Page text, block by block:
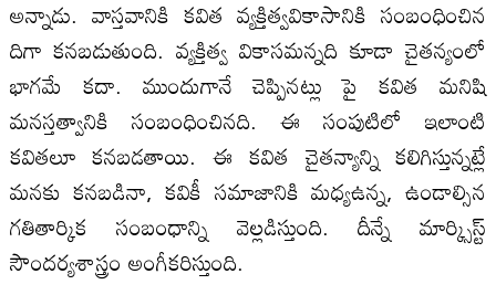
అన్నాడు. వాస్తవానికి కవిత వ్యక్తిత్వవికాసానికి సంబంధించిన
దిగా కనబడుతుంది. వ్యక్తిత్వ వికాసమన్నది కూడా చైతన్యంలో
భాగమే కదా. ముందుగానే చెప్పినట్లు పై కవిత మనిషి
మనస్తత్వానికి సంబంధించినది. ఈ సంపుటిలో ఇలాంటి
కవితలూ కనబడతాయి. ఈ కవిత చైతన్యాన్ని కలిగిస్తున్నట్లే
మనకు కనబడినా, కవికీ సమాజానికి మధ్యఉన్న, ఉండాల్సిన
గతితార్కిక సంబంధాన్ని వెల్లడిస్తుంది. దీన్నే మార్క్సిస్ట్‌
సౌందర్యశాస్త్రం అంగీకరిస్తుంది.